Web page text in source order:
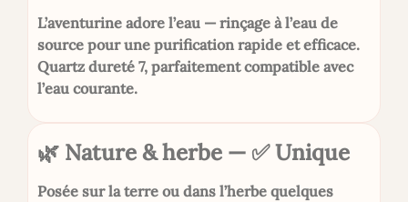
L’aventurine adore l’eau — rinçage à l’eau de
source pour une purification rapide et efficace.
Quartz dureté 7, parfaitement compatible avec
l’eau courante.
🌿 Nature & herbe — ✅ Unique
Posée sur la terre ou dans l’herbe quelques